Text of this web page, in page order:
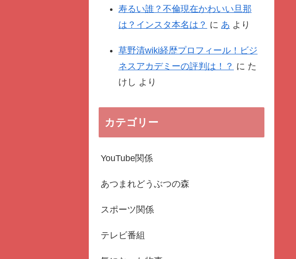
寿るい誰？不倫現在かわいい旦那
は？インスタ本名は？ に あ より
草野清wiki経歴プロフィール！ビジ
ネスアカデミーの評判は！？ に た
けし より
カテゴリー
YouTube関係
あつまれどうぶつの森
スポーツ関係
テレビ番組